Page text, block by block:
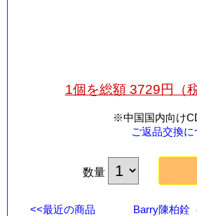
1個を総額 3729円（
※中国国内向け
ご返品交換
数量
<<最近の商品
Barry陳柏銓